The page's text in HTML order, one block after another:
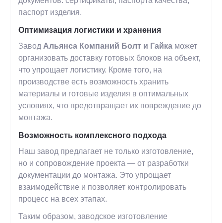
паспорт изделия.
Оптимизация логистики и хранения
Завод Альянса Компаний Болт и Гайка может
организовать доставку готовых блоков на объект,
что упрощает логистику. Кроме того, на
производстве есть возможность хранить
материалы и готовые изделия в оптимальных
условиях, что предотвращает их повреждение до
монтажа.
Возможность комплексного подхода
Наш завод предлагает не только изготовление,
но и сопровождение проекта — от разработки
документации до монтажа. Это упрощает
взаимодействие и позволяет контролировать
процесс на всех этапах.
Таким образом, заводское изготовление